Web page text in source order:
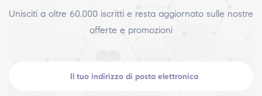
Unisciti a oltre 60.000 iscritti e resta aggiornato sulle nostre
offerte e promozioni